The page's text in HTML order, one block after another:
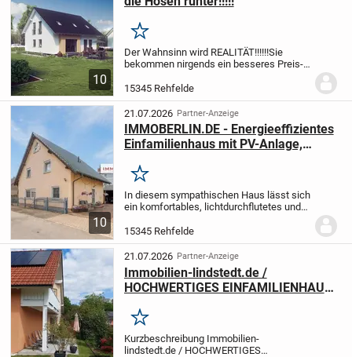
10
Merken
Der Wahnsinn wird REALITÄT!!!!!!Sie
bekommen nirgends ein besseres Preis-
aktuell 35.000 Häuser made in Germany
und legen passend dazu eine Sonderserie
für...
15345 Rehfelde
10
21.07.2026 Partner-Anzeige
IMMOBERLIN.DE - Energieeffizientes
Einfamilienhaus mit PV-Anlage,
Merken
In diesem sympathischen Haus lässt sich
ein komfortables, lichtdurchflutetes und
genießen. Die Kombination aus moderner
Wärmepumpentechnik,
Photovoltaikanlage,...
15345 Rehfelde
21.07.2026 Partner-Anzeige
Immobilien-lindstedt.de /
HOCHWERTIGES EINFAMILIENHAUS
AUTARKER ENERGIE
Merken
Kurzbeschreibung Immobilien-
lindstedt.de / HOCHWERTIGES